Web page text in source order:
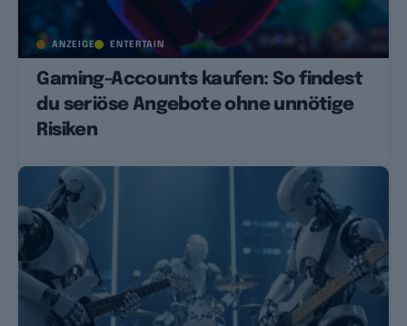
ANZEIGE ENTERTAIN
Gaming-Accounts kaufen: So findest
du seriöse Angebote ohne unnötige
Risiken